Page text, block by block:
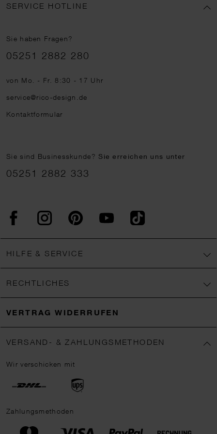
SERVICE HOTLINE
Sie haben Fragen?
Telefonnummer
05251 2882 280
von Mo. - Fr. 8:30 - 17 Uhr
service@rico-design.de
Kontaktformular
Sie sind Businesskunde?Sie erreichen uns unter
05251 2882 333
FacebookInstagram PinterestYouTubeTikTok
HILFE & SERVICE
RECHTLICHES
VERTRAG WIDERRUFEN
VERSAND- & ZAHLUNGSMETHODEN
Wir verschicken mit
Zahlungsmethoden